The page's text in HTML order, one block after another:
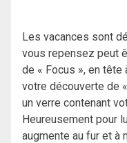
Les vacances sont
vous repensez peut
de « Focus », en tête
votre découverte de
un verre contenant
Heureusement pour
augmente au fur et à